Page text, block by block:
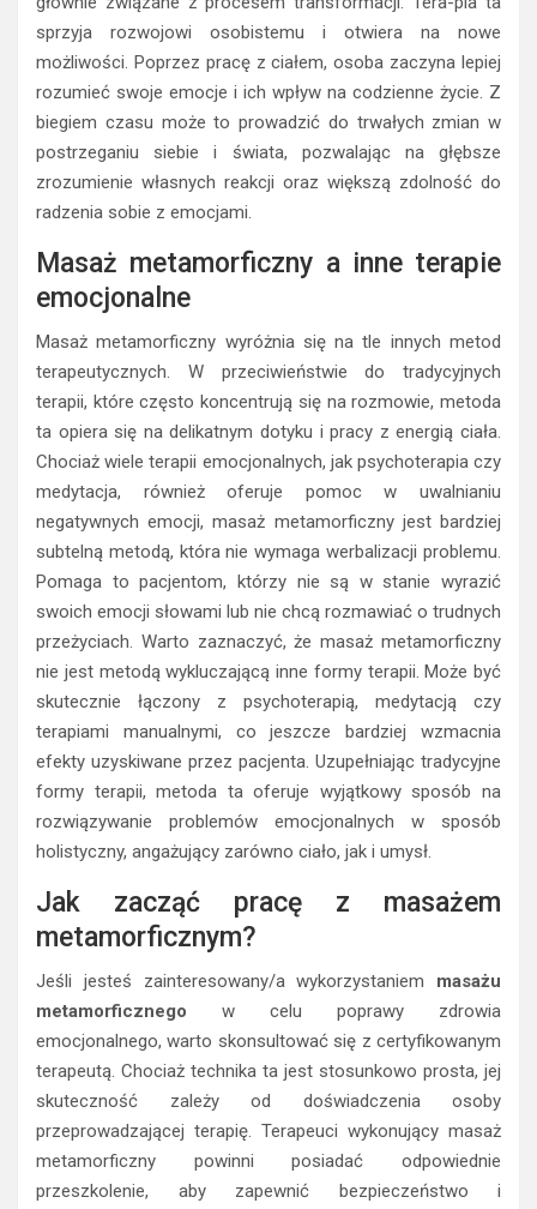
sprzyja rozwojowi osobistemu i otwiera na nowe
możliwości. Poprzez pracę z ciałem, osoba zaczyna lepiej
rozumieć swoje emocje i ich wpływ na codzienne życie. Z
biegiem czasu może to prowadzić do trwałych zmian w
postrzeganiu siebie i świata, pozwalając na głębsze
zrozumienie własnych reakcji oraz większą zdolność do
radzenia sobie z emocjami.
Masaż metamorficzny a inne terapie
emocjonalne
Masaż metamorficzny wyróżnia się na tle innych metod
terapeutycznych. W przeciwieństwie do tradycyjnych
terapii, które często koncentrują się na rozmowie, metoda
ta opiera się na delikatnym dotyku i pracy z energią ciała.
Chociaż wiele terapii emocjonalnych, jak psychoterapia czy
medytacja, również oferuje pomoc w uwalnianiu
negatywnych emocji, masaż metamorficzny jest bardziej
subtelną metodą, która nie wymaga werbalizacji problemu.
Pomaga to pacjentom, którzy nie są w stanie wyrazić
swoich emocji słowami lub nie chcą rozmawiać o trudnych
przeżyciach. Warto zaznaczyć, że masaż metamorficzny
nie jest metodą wykluczającą inne formy terapii. Może być
skutecznie łączony z psychoterapią, medytacją czy
terapiami manualnymi, co jeszcze bardziej wzmacnia
efekty uzyskiwane przez pacjenta. Uzupełniając tradycyjne
formy terapii, metoda ta oferuje wyjątkowy sposób na
rozwiązywanie problemów emocjonalnych w sposób
holistyczny, angażujący zarówno ciało, jak i umysł.
Jak zacząć pracę z masażem
metamorficznym?
Jeśli jesteś zainteresowany/a wykorzystaniem masażu
metamorficznego w celu poprawy zdrowia
emocjonalnego, warto skonsultować się z certyfikowanym
terapeutą. Chociaż technika ta jest stosunkowo prosta, jej
skuteczność zależy od doświadczenia osoby
przeprowadzającej terapię. Terapeuci wykonujący masaż
metamorficzny powinni posiadać odpowiednie
przeszkolenie, aby zapewnić bezpieczeństwo i